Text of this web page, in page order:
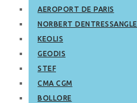
AEROPORT DE PARIS
NORBERT DENTRESSANGLE
KEOLIS
GEODIS
STEF
CMA CGM
BOLLORE